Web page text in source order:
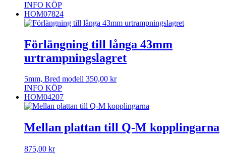
INFO KÖP
HOM07824
Förlängning till långa 43mm
urtrampningslagret
5mm, Bred modell 350,00 kr
INFO KÖP
HOM04207
Mellan plattan till Q-M kopplingarna
875,00 kr